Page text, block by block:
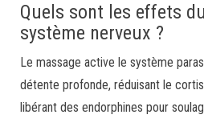
Quels sont les effets
système nerveux ?
Le massage active le système
détente profonde, réduisant le
libérant des endorphines pour